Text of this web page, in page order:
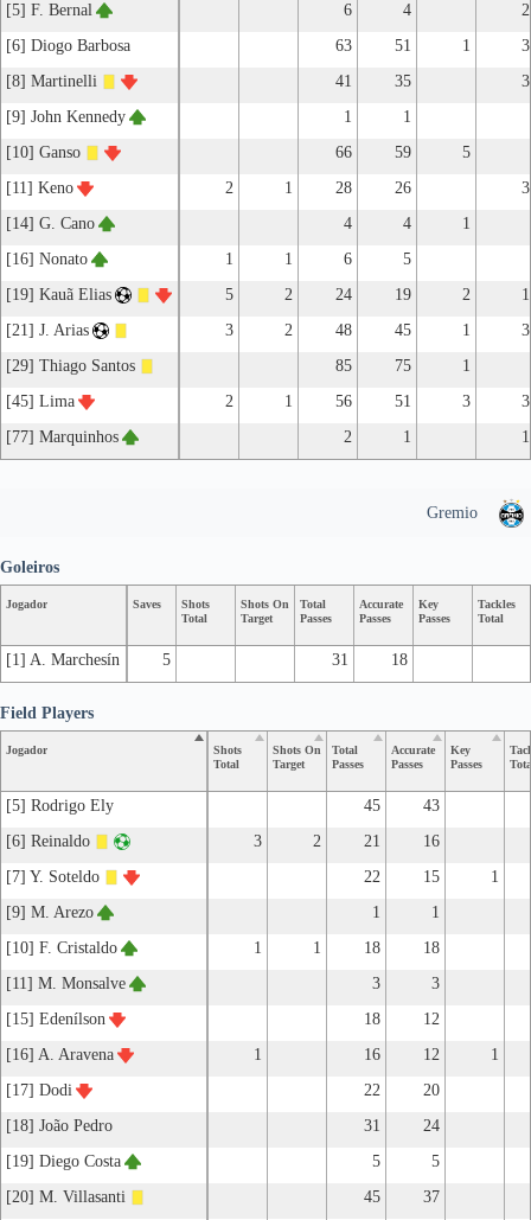
[5] F. Bernal
6 4
2
[6] Diogo Barbosa
63 51 1
3
[8] Martinelli
41 35
3
[9] John Kennedy
1
1
[10] Ganso
66 59
5
[11] Keno
2 1 28 26
3
[14] G. Cano
4 4
1
[16] Nonato
1 1 6
5
[19] Kauã Elias
5 2 24 19 2
1
[21] J. Arias
3 2 48 45 1
3
[29] Thiago Santos
85 75
1
[45] Lima
2 1 56 51 3
3
[77] Marquinhos
2 1 1
Gremio
Jogador Saves
Shots
Total
Shots On
Target
Total
Passes
Accurate
Passes
Key
Passes
Tackles
Total
[1] A. Marchesín 5 31 18
Goleiros
Jogador
Shots
Total
Shots On
Target
Total
Passes
Accurate
Passes
Key
Passes
[5] Rodrigo Ely 45
43
[6] Reinaldo
3 2 21
16
[7] Y. Soteldo
22 15
1
[9] M. Arezo
1
1
[10] F. Cristaldo
1 1 18
18
[11] M. Monsalve
3
3
[15] Edenílson
18
12
[16] A. Aravena
1 16 12
1
[17] Dodi
22
20
[18] João Pedro
31
24
[19] Diego Costa
5
5
[20] M. Villasanti
45
37
Field Players